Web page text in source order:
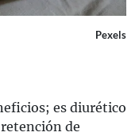
Pexels
es diurético
de